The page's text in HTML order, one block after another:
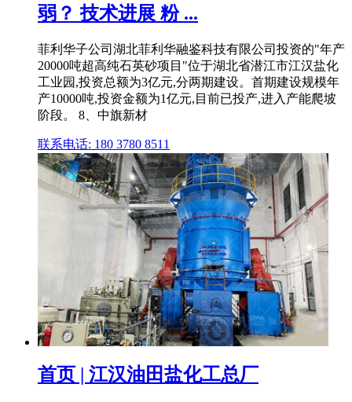
弱？ 技术进展 粉 ...
菲利华子公司湖北菲利华融鉴科技有限公司投资的"年产
20000吨超高纯石英砂项目"位于湖北省潜江市江汉盐化
工业园,投资总额为3亿元,分两期建设。首期建设规模年
产10000吨,投资金额为1亿元,目前已投产,进入产能爬坡
阶段。 8、中旗新材
联系电话: 180 3780 8511
首页 | 江汉油田盐化工总厂